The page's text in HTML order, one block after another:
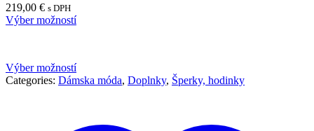
219,00 € s DPH
Výber možností
Výber možností
Categories: Dámska móda, Doplnky, Šperky, hodinky